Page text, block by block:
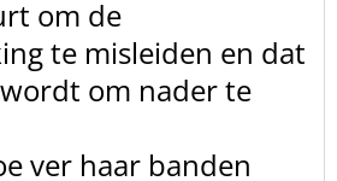
om de
te misleiden en dat
om nader te
ver haar banden